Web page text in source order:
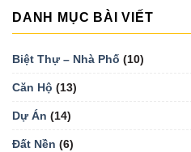
DANH MỤC BÀI VIẾT
Biệt Thự – Nhà Phố (10)
Căn Hộ (13)
Dự Án (14)
Đất Nền (6)